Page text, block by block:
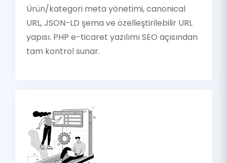
Ürün/kategori meta yönetimi, canonical
URL, JSON-LD şema ve özelleştirilebilir URL
yapısı. PHP e-ticaret yazılımı SEO açısından
tam kontrol sunar.